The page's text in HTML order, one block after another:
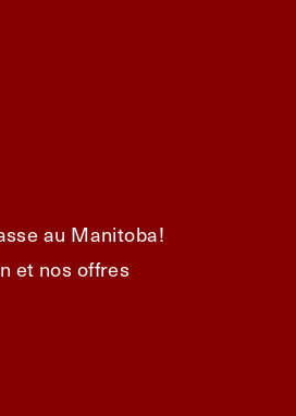
au Manitoba!
et nos offres